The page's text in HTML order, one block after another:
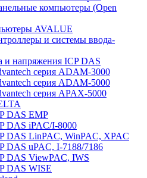
компьютеры (Open
AVALUE
и системы ввода-
и напряжения ICP DAS
серия ADAM-3000
серия ADAM-5000
серия APAX-5000
DAS EMP
DAS iPAC/I-8000
DAS LinPAC, WinPAC, XPAC
DAS uPAC, I-7188/7186
DAS ViewPAC, IWS
DAS WISE